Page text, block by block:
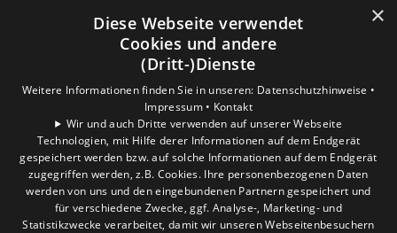
Leistungen
Standort
Verden
×
Diese Webseite verwendet
Cookies und andere
(Dritt-)Dienste
Weitere Informationen finden Sie in unseren: Datenschutzhinweise •
Impressum • Kontakt
Wir und auch Dritte verwenden auf unserer Webseite
Technologien, mit Hilfe derer Informationen auf dem Endgerät
gespeichert werden bzw. auf solche Informationen auf dem Endgerät
zugegriffen werden, z.B. Cookies. Ihre personenbezogenen Daten
werden von uns und den eingebundenen Partnern gespeichert und
für verschiedene Zwecke, ggf. Analyse-, Marketing- und
Statistikzwecke verarbeitet, damit wir unseren Webseitenbesuchern